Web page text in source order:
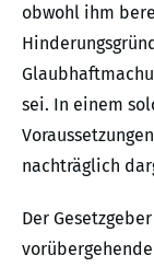
obwohl ihm
sei. In einem
nachträglich
Der